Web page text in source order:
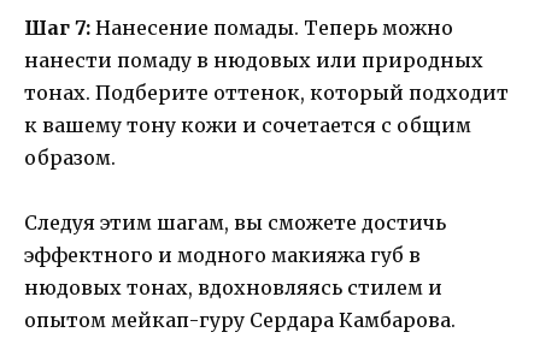
Шаг 7: Нанесение помады. Теперь можно
нанести помаду в нюдовых или природных
тонах. Подберите оттенок, который подходит
к вашему тону кожи и сочетается с общим
образом.
Следуя этим шагам, вы сможете достичь
эффектного и модного макияжа губ в
нюдовых тонах, вдохновляясь стилем и
опытом мейкап-гуру Сердара Камбарова.